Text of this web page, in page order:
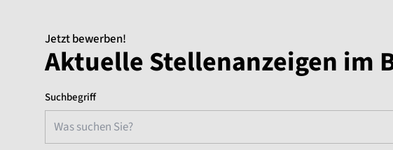
Jetzt bewerben!
Aktuelle Stellenanzeigen im
Suchbegriff